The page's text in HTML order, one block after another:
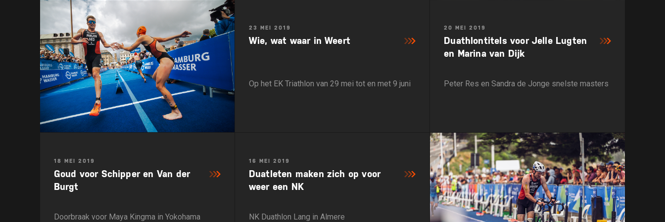
23 MEI 2019
Wie, wat waar in Weert
Op het EK Triathlon van 29 mei tot en met 9 juni
20 MEI 2019
Duathlontitels voor Jelle Lugten
en Marina van Dijk
Peter Res en Sandra de Jonge snelste masters
18 MEI 2019
Goud voor Schipper en Van der
Burgt
Doorbraak voor Maya Kingma in Yokohama
16 MEI 2019
Duatleten maken zich op voor
weer een NK
NK Duathlon Lang in Almere